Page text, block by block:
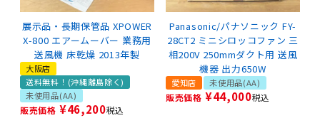
展示品・長期保管品 XPOWER
X-800 エアームーバー 業務用
送風機 床乾燥 2013年製
大阪店
送料無料！(沖縄離島除く)
未使用品(AA)
販売価格 ¥46,200税込
Panasonic/パナソニック FY-
28CT2 ミニシロッコファン 三
相200V 250mmダクト用 送風
機器 出力650W
愛知店 未使用品(AA)
販売価格 ¥44,000税込